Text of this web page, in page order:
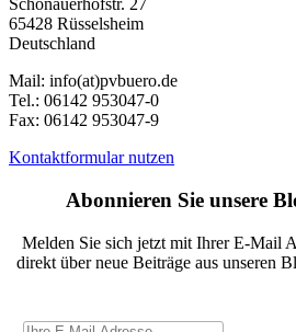
Schönauerhofstr. 27
65428 Rüsselsheim
Deutschland
Mail: info(at)pvbuero.de
Tel.: 06142 953047-0
Fax: 06142 953047-9
Kontaktformular nutzen
Abonnieren Sie unsere
Melden Sie sich jetzt mit Ihrer E-Mail
direkt über neue Beiträge aus unseren